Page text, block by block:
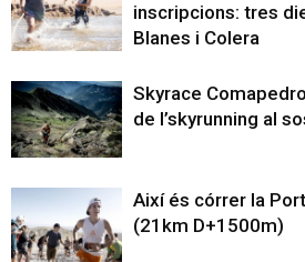
inscripcions: tres
Blanes i Colera
Skyrace
de l’skyrunning al
Així és córrer la
(21km D+1500m)